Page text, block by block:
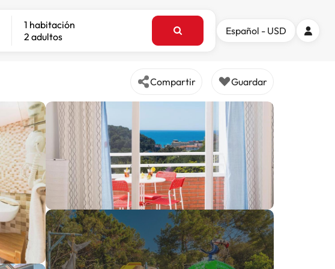
1 habitación
2 adultos
Español - USD
Compartir Guardar